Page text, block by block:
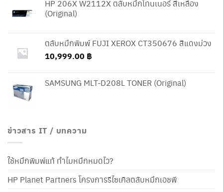
HP 206X W2112X ตลับหมึกโทนเนอร์ สีเหลือง
(Original)
ตลับหมึกพิมพ์ FUJI XEROX CT350676 สีแดงม่วง
10,999.00 ฿
SAMSUNG MLT-D208L TONER (Original)
ข่าวสาร IT / บทความ
ใช้หมึกพิมพ์แท้ ทำไมหมึกหมดไว?
HP Planet Partners โครงการรีไซเคิลตลับหมึกเอชพี